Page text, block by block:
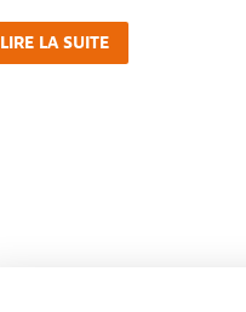
LIRE LA SUITE